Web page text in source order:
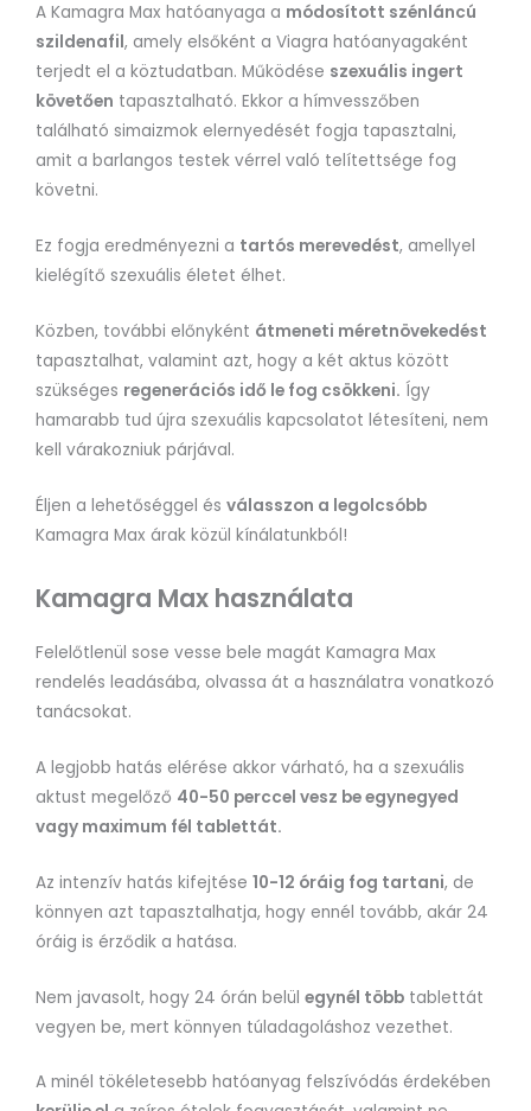
A Kamagra Max hatóanyaga a módosított szénláncú
szildenafil, amely elsőként a Viagra hatóanyagaként
terjedt el a köztudatban. Működése szexuális ingert
követően tapasztalható. Ekkor a hímvesszőben
található simaizmok elernyedését fogja tapasztalni,
amit a barlangos testek vérrel való telítettsége fog
követni.
Ez fogja eredményezni a tartós merevedést, amellyel
kielégítő szexuális életet élhet.
Közben, további előnyként átmeneti méretnövekedést
tapasztalhat, valamint azt, hogy a két aktus között
szükséges regenerációs idő le fog csökkeni. Így
hamarabb tud újra szexuális kapcsolatot létesíteni, nem
kell várakozniuk párjával.
Éljen a lehetőséggel és válasszon a legolcsóbb
Kamagra Max árak közül kínálatunkból!
Kamagra Max használata
Felelőtlenül sose vesse bele magát Kamagra Max
rendelés leadásába, olvassa át a használatra vonatkozó
tanácsokat.
A legjobb hatás elérése akkor várható, ha a szexuális
aktust megelőző 40-50 perccel vesz be egynegyed
vagy maximum fél tablettát.
Az intenzív hatás kifejtése 10-12 óráig fog tartani, de
könnyen azt tapasztalhatja, hogy ennél tovább, akár 24
óráig is érződik a hatása.
Nem javasolt, hogy 24 órán belül egynél több tablettát
vegyen be, mert könnyen túladagoláshoz vezethet.
A minél tökéletesebb hatóanyag felszívódás érdekében